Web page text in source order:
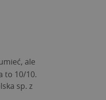
ale
to 10/10.
sp. z